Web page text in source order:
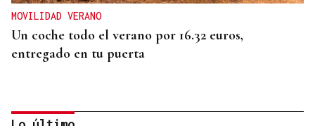
MOVILIDAD VERANO
Un coche todo el verano por 16.32 euros,
entregado en tu puerta